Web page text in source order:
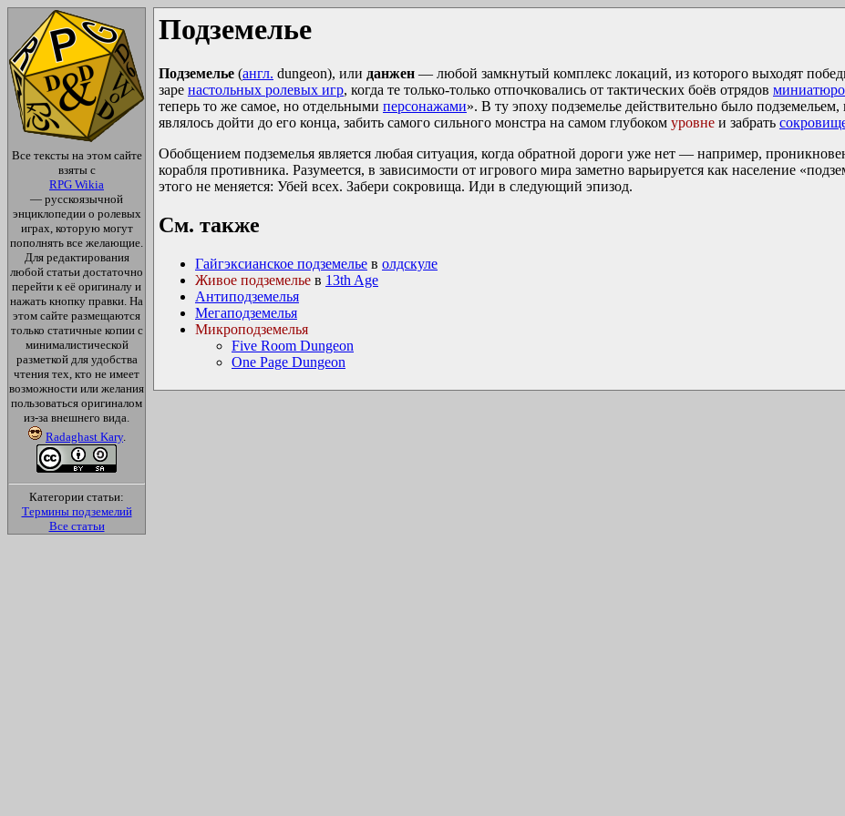
Все тексты на этом сайте
взяты с
RPG Wikia
— русскоязычной
энциклопедии о ролевых
играх, которую могут
пополнять все желающие.
Для редактирования
любой статьи достаточно
перейти к её оригиналу и
нажать кнопку правки. На
этом сайте размещаются
только статичные копии с
минималистической
разметкой для удобства
чтения тех, кто не имеет
возможности или желания
пользоваться оригиналом
из-за внешнего вида.
Radaghast Kary.
Категории статьи:
Термины подземелий
Все статьи
Подземелье
Подземелье (англ. dungeon), или данжен — любой замкнутый комплекс локаций, из которого выходят
заре настольных ролевых игр, когда те только-только отпочковались от тактических боёв отрядов
теперь то же самое, но отдельными персонажами». В ту эпоху подземелье действительно было
являлось дойти до его конца, забить самого сильного монстра на самом глубоком уровне и забрать
Обобщением подземелья является любая ситуация, когда обратной дороги уже нет — например,
корабля противника. Разумеется, в зависимости от игрового мира заметно варьируется как население
этого не меняется: Убей всех. Забери сокровища. Иди в следующий эпизод.
См. также
Гайгэксианское подземелье в олдскуле
Живое подземелье в 13th Age
Антиподземелья
Мегаподземелья
Микроподземелья
Five Room Dungeon
One Page Dungeon